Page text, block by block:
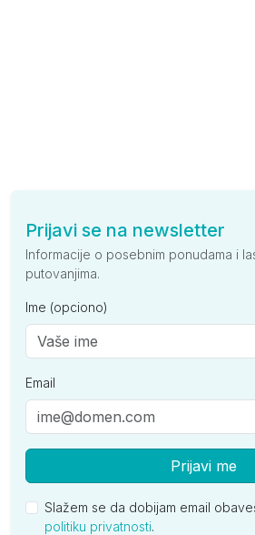
Prijavi se na newsletter
Informacije o posebnim ponudama i
putovanjima.
Ime (opciono)
Email
Prijavi me
Slažem se da dobijam email
politiku privatnosti.